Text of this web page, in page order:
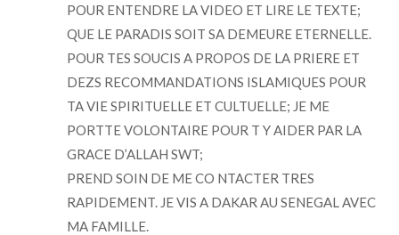
POUR ENTENDRE LA VIDEO ET LIRE LE TEXTE;
QUE LE PARADIS SOIT SA DEMEURE ETERNELLE.
POUR TES SOUCIS A PROPOS DE LA PRIERE ET
DEZS RECOMMANDATIONS ISLAMIQUES POUR
TA VIE SPIRITUELLE ET CULTUELLE; JE ME
PORTTE VOLONTAIRE POUR T Y AIDER PAR LA
GRACE D’ALLAH SWT;
PREND SOIN DE ME CO NTACTER TRES
RAPIDEMENT. JE VIS A DAKAR AU SENEGAL AVEC
MA FAMILLE.